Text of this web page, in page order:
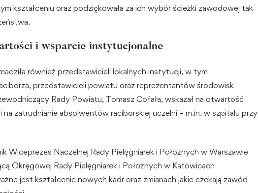
kształceniu oraz podziękowała za ich wybór ścieżki zawodowej tak
i wsparcie instytucjonalne
również przedstawicieli lokalnych instytucji, w tym
przedstawicieli powiatu oraz reprezentantów środowisk
Rady Powiatu, Tomasz Cofała, wskazał na otwartość
zatrudnianie absolwentów raciborskiej uczelni – m.in. w szpitalu przy
Wiceprezes Naczelnej Rady Pielęgniarek i Położnych w Warszawie
Okręgowej Rady Pielęgniarek i Położnych w Katowicach
jest kształcenie nowych kadr oraz zmianach jakie czekają zawód